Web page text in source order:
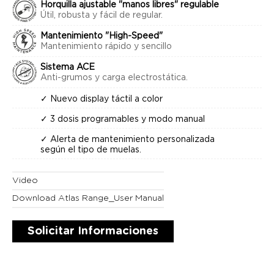
Horquilla ajustable "manos libres" regulable
Útil, robusta y fácil de regular.
Mantenimiento "High-Speed"
Mantenimiento rápido y sencillo
Sistema ACE
Anti-grumos y carga electrostática.
✓ Nuevo display táctil a color
✓ 3 dosis programables y modo manual
✓ Alerta de mantenimiento personalizada
según el tipo de muelas.
Video
Download Atlas Range_User Manual
Solicitar Informaciones